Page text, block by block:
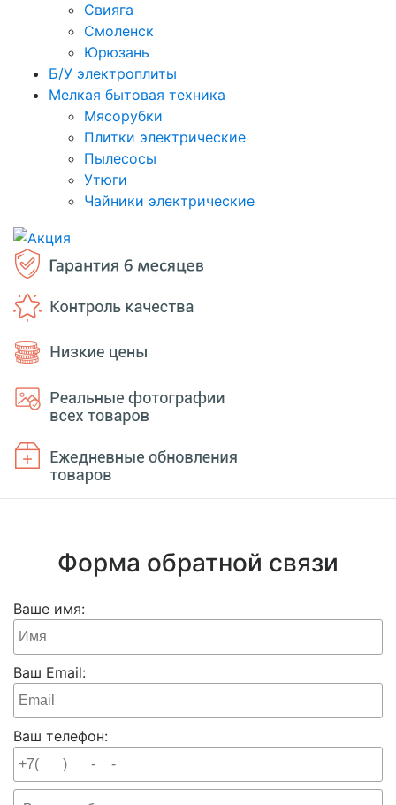
Свияга
Смоленск
Юрюзань
Б/У электроплиты
Мелкая бытовая техника
Мясорубки
Плитки электрические
Пылесосы
Утюги
Чайники электрические
Форма обратной связи
Ваше имя:
Ваш Email:
Ваш телефон: